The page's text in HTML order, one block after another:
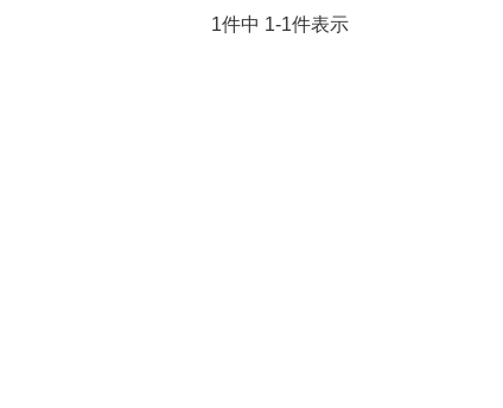
1件中 1-1件表示